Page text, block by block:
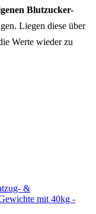
Blutzucker-
Liegen diese über
Werte wieder zu
&
mit 40kg -